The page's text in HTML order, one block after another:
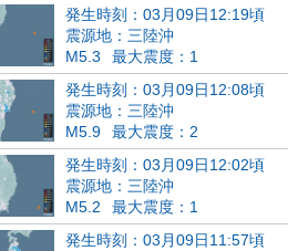
発生時刻：03月09日12:19頃
震源地：三陸沖
M5.3
最大震度：1
発生時刻：03月09日12:08頃
震源地：三陸沖
M5.9
最大震度：2
発生時刻：03月09日12:02頃
震源地：三陸沖
M5.2
最大震度：1
発生時刻：03月09日11:57頃